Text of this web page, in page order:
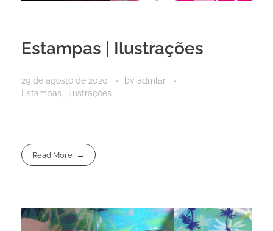
Estampas | Ilustrações
29 de agosto de 2020 by admlar
Estampas | Ilustrações
Read More